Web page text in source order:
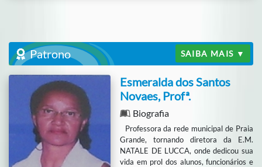
Patrono SAIBA MAIS ▼
Esmeralda dos Santos
Novaes, Profª.
Biografia
Professora da rede municipal de Praia
Grande, tornando diretora da E.M.
NATALE DE LUCCA, onde dedicou sua
vida em prol dos alunos, funcionários e